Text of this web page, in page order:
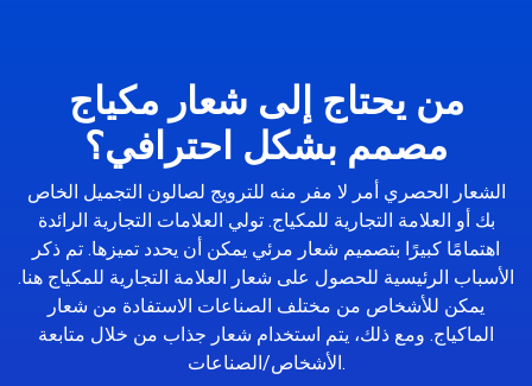
من يحتاج إلى شعار مكياج
مصمم بشكل احترافي؟
الشعار الحصري أمر لا مفر منه للترويج لصالون التجميل الخاص
بك أو العلامة التجارية للمكياج. تولي العلامات التجارية الرائدة
اهتمامًا كبيرًا بتصميم شعار مرئي يمكن أن يحدد تميزها. تم ذكر
الأسباب الرئيسية للحصول على شعار العلامة التجارية للمكياج هنا.
يمكن للأشخاص من مختلف الصناعات الاستفادة من شعار
الماكياج. ومع ذلك، يتم استخدام شعار جذاب من خلال متابعة
الأشخاص/الصناعات.